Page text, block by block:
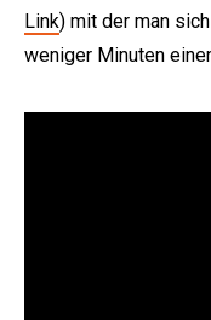
Link) mit der man
weniger Minuten